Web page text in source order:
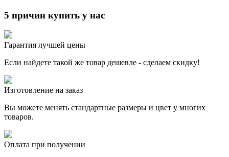
5 причин купить у нас
Гарантия лучшей цены
Если найдете такой же товар дешевле - сделаем скидку!
Изготовление на заказ
Вы можете менять стандартные размеры и цвет у многих
товаров.
Оплата при получении